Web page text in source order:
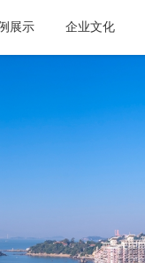
展示 企业文化